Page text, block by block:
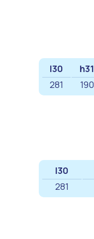
l30 h31
281
190
l30
281